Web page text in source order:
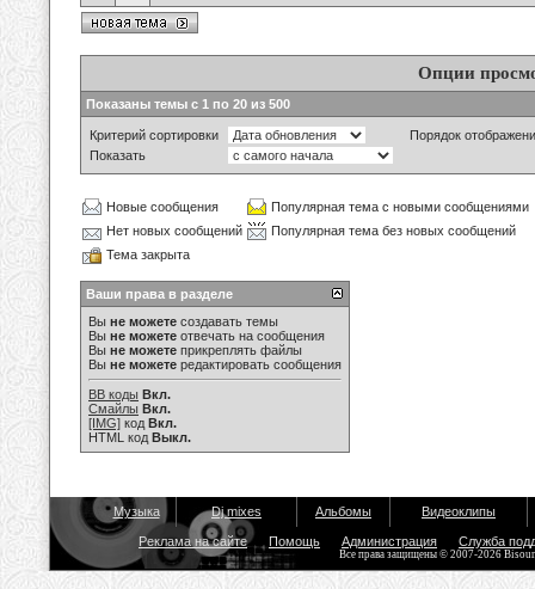
Опции
Показаны темы с 1 по 20 из 500
Критерий сортировки
Порядок
Показать
Новые сообщения
Популярная тема с новыми сообщениями
Нет новых сообщений
Популярная тема без новых сообщений
Тема закрыта
Ваши права в разделе
Вы не можете создавать темы
Вы не можете отвечать на сообщения
Вы не можете прикреплять файлы
Вы не можете редактировать сообщения
BB коды Вкл.
Смайлы Вкл.
[IMG] код Вкл.
HTML код Выкл.
Музыка Dj mixes Альбомы Видеоклипы
Реклама на сайте Помощь Администрация Служба
Все права защищены © 2007-2026